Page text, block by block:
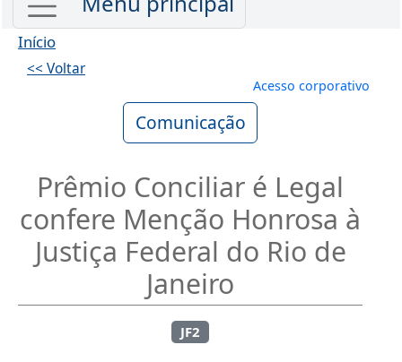
Início
<< Voltar
Menu de
Acesso corporativo
Comunicação
Prêmio Conciliar é Legal
confere Menção Honrosa à
Justiça Federal do Rio de
Janeiro
JF2